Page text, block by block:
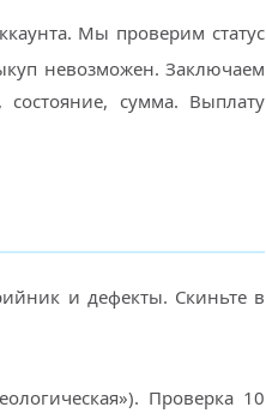
Мы проверим статус
невозможен. Заключаем
сумма. Выплату
и дефекты. Скиньте в
Проверка 10